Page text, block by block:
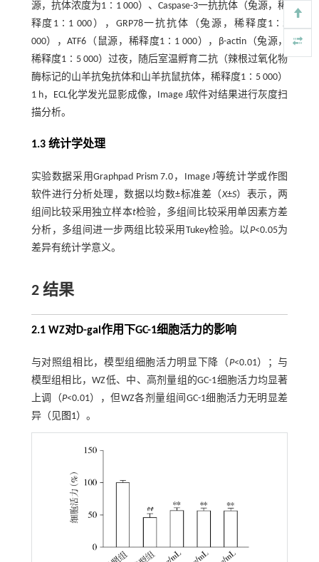
源，抗体浓度为1∶1 000）、Caspase-3一抗抗体（兔源，稀
释度1∶1 000），GRP78一抗抗体（兔源，稀释度1∶2
000），ATF6（鼠源，稀释度1∶1 000），β-actin（兔源，
稀释度1∶5 000）过夜，随后室温孵育二抗（辣根过氧化物
酶标记的山羊抗兔抗体和山羊抗鼠抗体，稀释度1∶5 000）
1 h，ECL化学发光显影成像，Image J软件对结果进行灰度扫
描分析。
1.3 统计学处理
实验数据采用Graphpad Prism 7.0，Image J等统计学或作图
软件进行分析处理，数据以均数±标准差（X±S）表示，两
组间比较采用独立样本t检验，多组间比较采用单因素方差
分析，多组间进一步两组比较采用Tukey检验。以P<0.05为
差异有统计学意义。
2 结果
2.1 WZ对D-gal作用下GC-1细胞活力的影响
与对照组相比，模型组细胞活力明显下降（P<0.01）；与
模型组相比，WZ低、中、高剂量组的GC-1细胞活力均显著
上调（P<0.01），但WZ各剂量组间GC-1细胞活力无明显差
异（见图1）。